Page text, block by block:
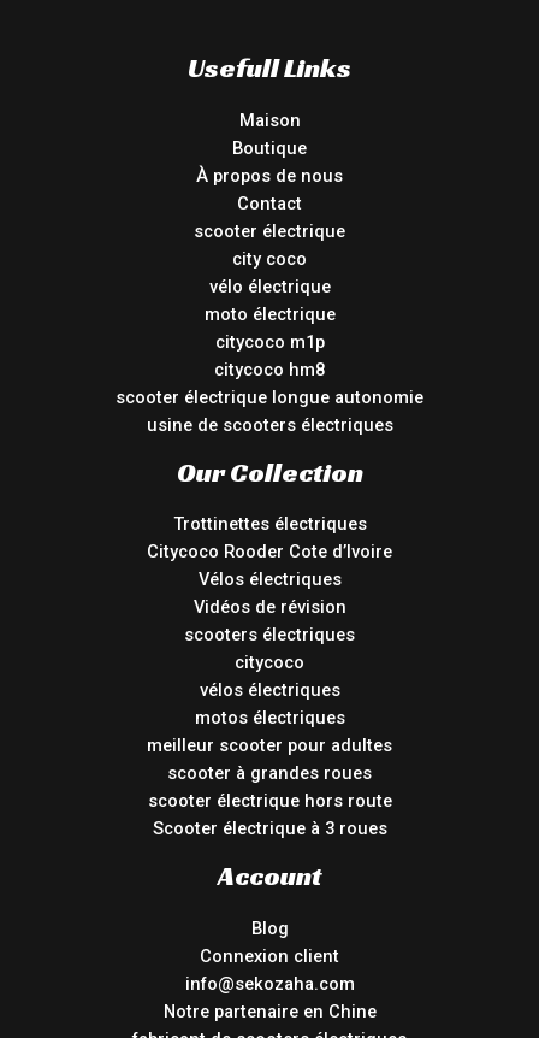
Usefull Links
Maison
Boutique
À propos de nous
Contact
scooter électrique
city coco
vélo électrique
moto électrique
citycoco m1p
citycoco hm8
scooter électrique longue autonomie
usine de scooters électriques
Our Collection
Trottinettes électriques
Citycoco Rooder Cote d’Ivoire
Vélos électriques
Vidéos de révision
scooters électriques
citycoco
vélos électriques
motos électriques
meilleur scooter pour adultes
scooter à grandes roues
scooter électrique hors route
Scooter électrique à 3 roues
Account
Blog
Connexion client
info@sekozaha.com
Notre partenaire en Chine